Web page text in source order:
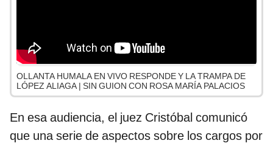
OLLANTA HUMALA EN VIVO RESPONDE Y LA TRAMPA DE
LÓPEZ ALIAGA | SIN GUION CON ROSA MARÍA PALACIOS
En esa audiencia, el juez Cristóbal comunicó
que una serie de aspectos sobre los cargos por